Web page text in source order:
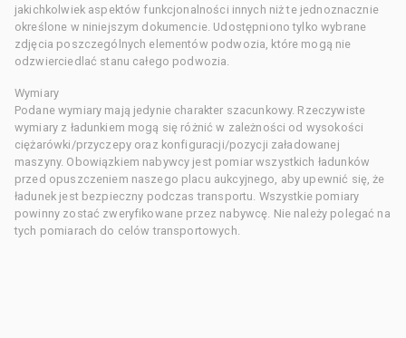
jakichkolwiek aspektów funkcjonalności innych niż te jednoznacznie
określone w niniejszym dokumencie. Udostępniono tylko wybrane
zdjęcia poszczególnych elementów podwozia, które mogą nie
odzwierciedlać stanu całego podwozia.
Wymiary
Podane wymiary mają jedynie charakter szacunkowy. Rzeczywiste
wymiary z ładunkiem mogą się różnić w zależności od wysokości
ciężarówki/przyczepy oraz konfiguracji/pozycji załadowanej
maszyny. Obowiązkiem nabywcy jest pomiar wszystkich ładunków
przed opuszczeniem naszego placu aukcyjnego, aby upewnić się, że
ładunek jest bezpieczny podczas transportu. Wszystkie pomiary
powinny zostać zweryfikowane przez nabywcę. Nie należy polegać na
tych pomiarach do celów transportowych.